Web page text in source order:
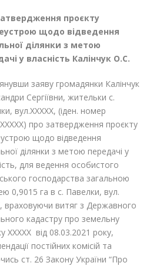
проєкту
щодо відведення
ділянки з метою
у власність Калінчук О.С.
заяву громадянки Калінчук
Сергіївни, жительки с.
вул.XXXXX, (іден. номер
про затвердження проєкту
щодо відведення
ділянки з метою передачі у
для ведення особистого
господарства загальною
0,9015 га в с. Павелки, вул.
враховуючи витяг з Державного
кадастру про земельну
XXXXX від 08.03.2021 року,
постійних комісій та
ст. 26 Закону України “Про